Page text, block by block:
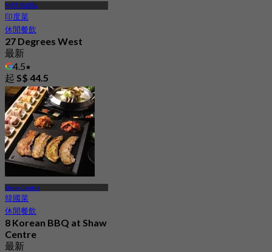
MRT 烏節站
印度菜
休閒餐飲
27 Degrees West
最新
4.5
起 S$ 44.5
Shaw Centre
韓國菜
休閒餐飲
8 Korean BBQ at Shaw
Centre
最新